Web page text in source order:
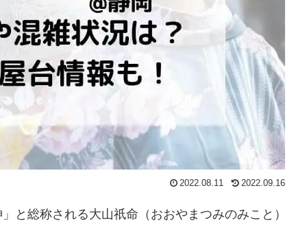
2022.08.11 2022.09.16
と総称される大山祇命（おおやまつみのみこと）